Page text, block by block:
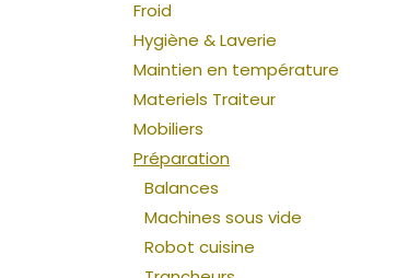
Froid
Hygiène & Laverie
Maintien en température
Materiels Traiteur
Mobiliers
Préparation
Balances
Machines sous vide
Robot cuisine